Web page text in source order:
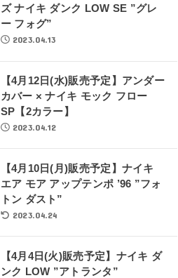
ズ ナイキ ダンク LOW SE ”グレ
ー フォグ”
2023.04.13
【4月12日(水)販売予定】アンダー
カバー × ナイキ モック フロー
SP【2カラー】
2023.04.12
【4月10日(月)販売予定】ナイキ
エア モア アップテンポ ’96 ”フォ
トン ダスト”
2023.04.24
【4月4日(火)販売予定】ナイキ ダ
ンク LOW ”アトランタ”